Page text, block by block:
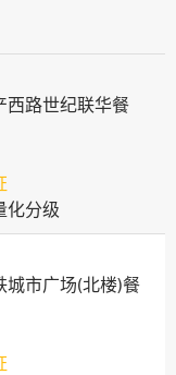
西路世纪联华餐
化分级
城市广场(北楼)餐